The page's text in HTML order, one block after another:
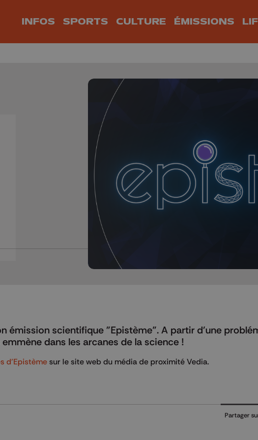
INFOS SPORTS CULTURE ÉMISSIONS
émission scientifique "Epistème". A partir d’une
dans les arcanes de la science !
d'Epistème sur le site web du média de proximité Vedia.
Partager